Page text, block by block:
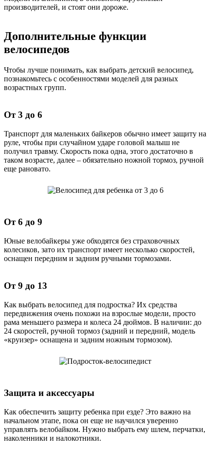
производителей, и стоят они дороже.
Дополнительные функции
велосипедов
Чтобы лучше понимать, как выбрать детский велосипед,
познакомьтесь с особенностями моделей для разных
возрастных групп.
От 3 до 6
Транспорт для маленьких байкеров обычно имеет защиту на
руле, чтобы при случайном ударе головой малыш не
получил травму. Скорость пока одна, этого достаточно в
таком возрасте, далее – обязательно ножной тормоз, ручной
еще рановато.
От 6 до 9
Юные велобайкеры уже обходятся без страховочных
колесиков, зато их транспорт имеет несколько скоростей,
оснащен передним и задним ручными тормозами.
От 9 до 13
Как выбрать велосипед для подростка? Их средства
передвижения очень похожи на взрослые модели, просто
рама меньшего размера и колеса 24 дюймов. В наличии: до
24 скоростей, ручной тормоз (задний и передний, модель
«круизер» оснащена и задним ножным тормозом).
Защита и аксессуары
Как обеспечить защиту ребенка при езде? Это важно на
начальном этапе, пока он еще не научился уверенно
управлять велобайком. Нужно выбрать ему шлем, перчатки,
наколенники и налокотники.